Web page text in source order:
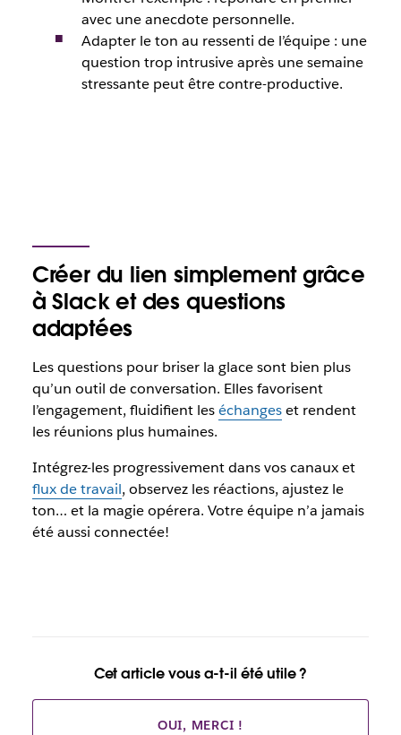
avec une anecdote personnelle.
Adapter le ton au ressenti de l’équipe : une
question trop intrusive après une semaine
stressante peut être contre-productive.
Créer du lien simplement grâce
à Slack et des questions
adaptées
Les questions pour briser la glace sont bien plus
qu’un outil de conversation. Elles favorisent
l’engagement, fluidifient leséchangeset rendent
les réunions plus humaines.
Intégrez-les progressivement dans vos canaux et
flux de travail, observez les réactions, ajustez le
ton… et la magie opérera. Votre équipe n’a jamais
été aussi connectée!
Cet article vous a-t-il été utile ?
OUI, MERCI !